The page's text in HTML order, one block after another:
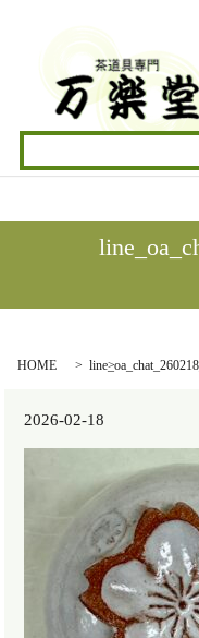
HOME
2026-02-18